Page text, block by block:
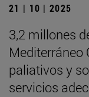
21 | 10 | 2025
3,2 millones
Mediterráneo
paliativos y
servicios